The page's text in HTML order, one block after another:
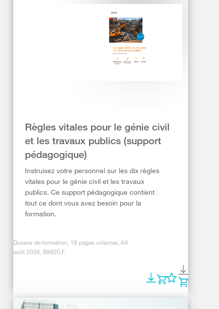
Règles vitales pour le génie civil
et les travaux publics (support
pédagogique)
Instruisez votre personnel sur les dix règles
vitales pour le génie civil et les travaux
publics. Ce support pédagogique contient
tout ce dont vous avez besoin pour la
formation.
Dossier de formation, 18 pages volantes, A4
août 2026, 88820.F